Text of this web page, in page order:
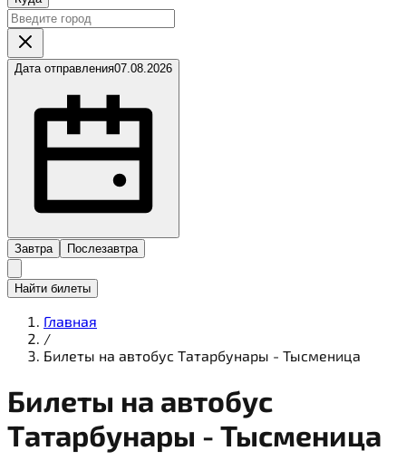
Дата отправления07.08.2026
Завтра Послезавтра
Найти билеты
Главная
/
Билеты на автобус Татарбунары - Тысменица
Билеты на автобус
Татарбунары - Тысменица